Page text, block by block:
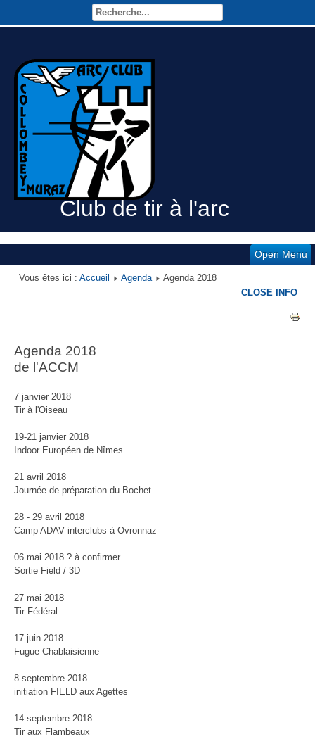
Club de tir à l'arc
Open Menu
Vous êtes ici : Accueil Agenda Agenda 2018
Agenda 2018
de l'ACCM
7 janvier 2018
Tir à l'Oiseau
19-21 janvier 2018
Indoor Européen de Nîmes
21 avril 2018
Journée de préparation du Bochet
28 - 29 avril 2018
Camp ADAV interclubs à Ovronnaz
06 mai 2018 ? à confirmer
Sortie Field / 3D
27 mai 2018
Tir Fédéral
17 juin 2018
Fugue Chablaisienne
8 septembre 2018
initiation FIELD aux Agettes
14 septembre 2018
Tir aux Flambeaux
CLOSE INFO